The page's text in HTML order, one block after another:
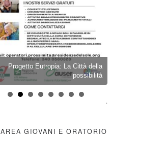
Progetto Eutropia: La Città della
possibilità
.
AREA GIOVANI E ORATORIO